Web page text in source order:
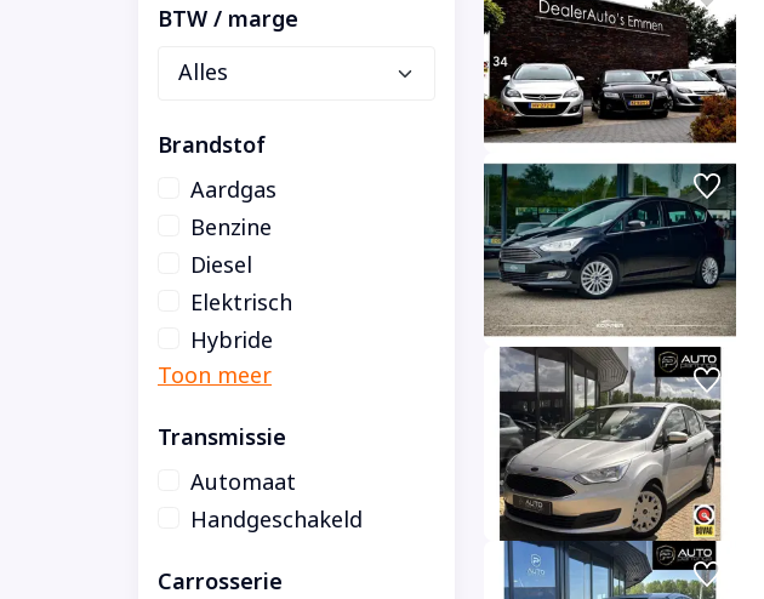
BTW / marge
Brandstof
Aardgas
Benzine
Diesel
Elektrisch
Hybride
Transmissie
Automaat
Handgeschakeld
Carrosserie